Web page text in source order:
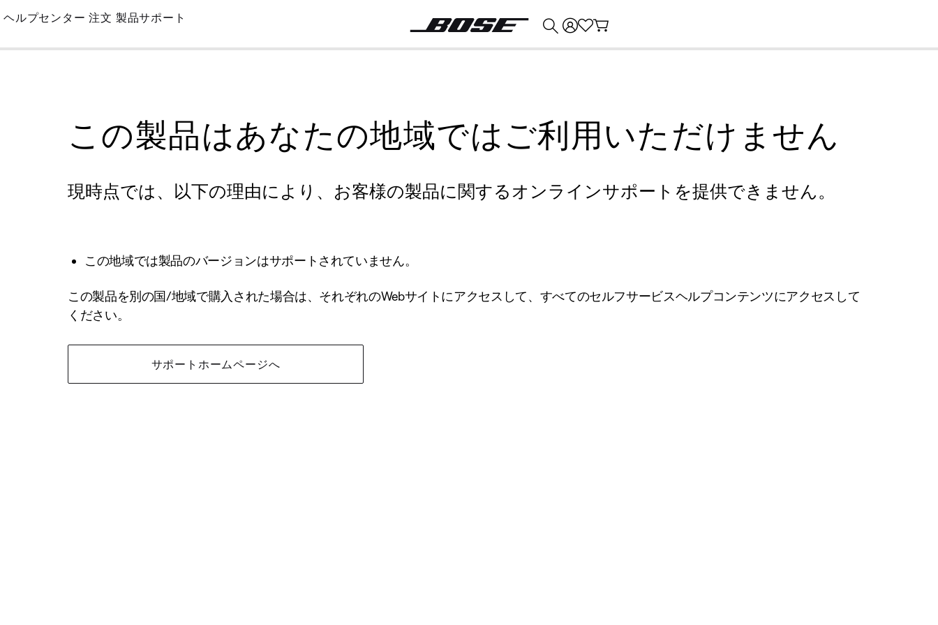
Skip
Main
ヘルプセンター 注文 製品サポート
この製品はあなたの地域ではご利用いただけません
現時点では、以下の理由により、お客様の製品に関するオンラインサポートを提供できません。
この地域では製品のバージョンはサポートされていません。
この製品を別の国/地域で購入された場合は、それぞれのWebサイトにアクセスして、すべてのセルフサービスヘルプコンテンツにアクセスして
ください。
サポートホームページへ